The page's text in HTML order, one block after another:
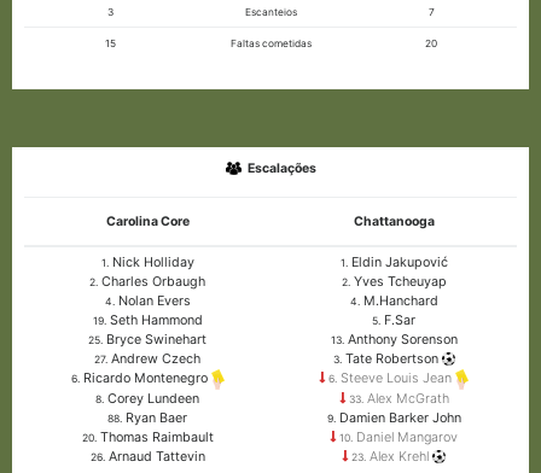
3 Escanteios 7
15 Faltas cometidas 20
Escalações
Carolina Core Chattanooga
1. Nick Holliday
2. Charles Orbaugh
4. Nolan Evers
19.Seth Hammond
25. Bryce Swinehart
27. Andrew Czech
6.Ricardo Montenegro
8. Corey Lundeen
88. Ryan Baer
20.Thomas Raimbault
26.Arnaud Tattevin
1. Eldin Jakupović
2.Yves Tcheuyap
4. M.Hanchard
5. F.Sar
13.Anthony Sorenson
3.Tate Robertson
6. Steeve Louis Jean
33.Alex McGrath
9.Damien Barker John
10. Daniel Mangarov
23. Alex Krehl